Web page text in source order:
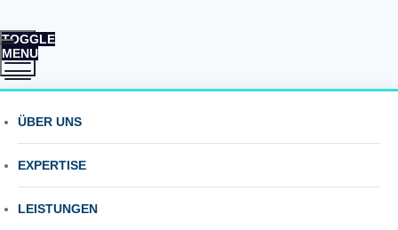
Ihr Berater für
Energie, Mobilität
und Nachhaltigkeit
TOGGLE
MENU
ÜBER UNS
EXPERTISE
LEISTUNGEN
Projekt